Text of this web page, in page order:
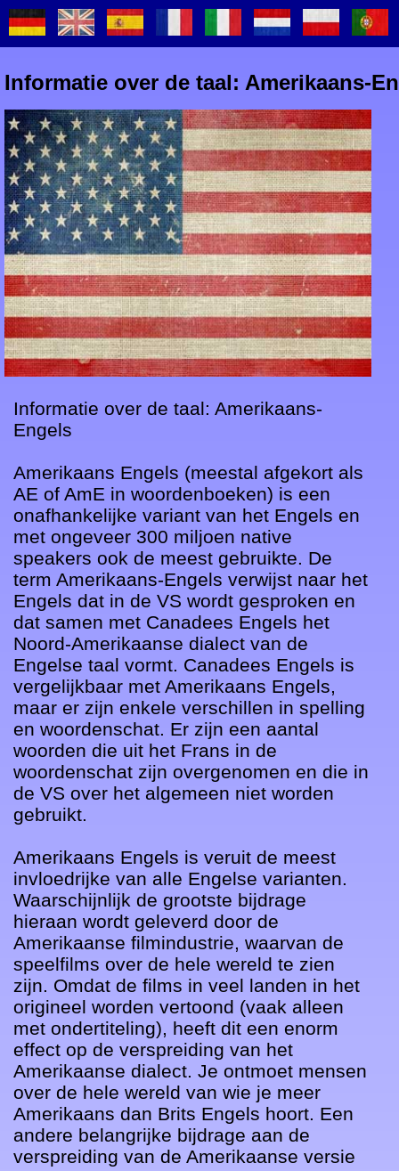
Informatie over de taal: Amerikaans-
Informatie over de taal: Amerikaans-
Engels
Amerikaans Engels (meestal afgekort als
AE of AmE in woordenboeken) is een
onafhankelijke variant van het Engels en
met ongeveer 300 miljoen native
speakers ook de meest gebruikte. De
term Amerikaans-Engels verwijst naar het
Engels dat in de VS wordt gesproken en
dat samen met Canadees Engels het
Noord-Amerikaanse dialect van de
Engelse taal vormt. Canadees Engels is
vergelijkbaar met Amerikaans Engels,
maar er zijn enkele verschillen in spelling
en woordenschat. Er zijn een aantal
woorden die uit het Frans in de
woordenschat zijn overgenomen en die in
de VS over het algemeen niet worden
gebruikt.
Amerikaans Engels is veruit de meest
invloedrijke van alle Engelse varianten.
Waarschijnlijk de grootste bijdrage
hieraan wordt geleverd door de
Amerikaanse filmindustrie, waarvan de
speelfilms over de hele wereld te zien
zijn. Omdat de films in veel landen in het
origineel worden vertoond (vaak alleen
met ondertiteling), heeft dit een enorm
effect op de verspreiding van het
Amerikaanse dialect. Je ontmoet mensen
over de hele wereld van wie je meer
Amerikaans dan Brits Engels hoort. Een
andere belangrijke bijdrage aan de
verspreiding van de Amerikaanse versie